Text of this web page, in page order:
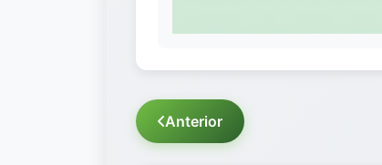
Anterior